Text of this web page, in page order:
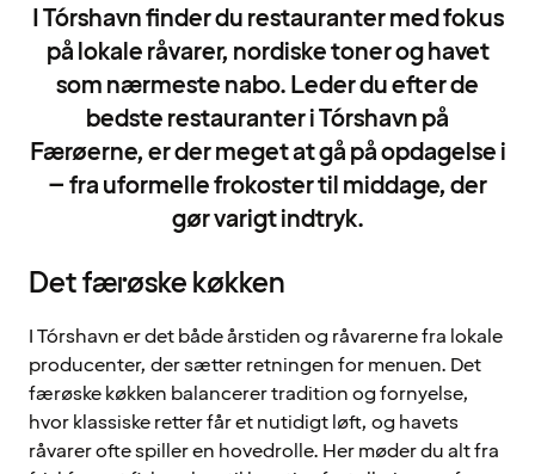
I Tórshavn finder du restauranter med fokus
på lokale råvarer, nordiske toner og havet
som nærmeste nabo. Leder du efter de
bedste restauranter i Tórshavn på
Færøerne, er der meget at gå på opdagelse i
– fra uformelle frokoster til middage, der
gør varigt indtryk.
Det færøske køkken
I Tórshavn er det både årstiden og råvarerne fra lokale
producenter, der sætter retningen for menuen. Det
færøske køkken balancerer tradition og fornyelse,
hvor klassiske retter får et nutidigt løft, og havets
råvarer ofte spiller en hovedrolle. Her møder du alt fra